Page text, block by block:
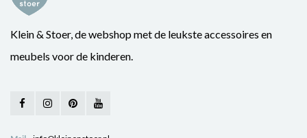
Klein & Stoer, de webshop met de leukste accessoires en
meubels voor de kinderen.